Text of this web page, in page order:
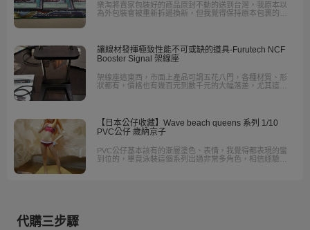
樂淘將賣家包裝好的商品原封不動的送到台灣，我原本以
為外包裝會被重新拆過換新，但我覺得保持原本包裹的完
讓線材發揮極致性能不可或缺的道具-Furutech NCF
Booster Signal 架線座
架線座這東西，市面上產品可謂五花八門，各種材質、形
狀都有，價格也有幾百元到數千元的大幅落差，尤其這些
定產品
【日本公仔收藏】Wave beach queens 系列 1/10
PVC公仔 歲納京子
PVC公仔基本該有的漸層塗色、表情，我覺得都表現的蠻
到位的，畢竟泳裝這個系列出過非常多角色，相信經驗跟
代購三步驟